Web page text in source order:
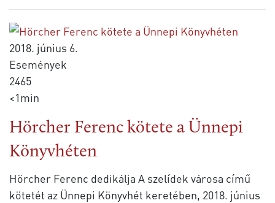
2018. június 6.
Események
2465
<1min
Hörcher Ferenc kötete a Ünnepi
Könyvhéten
Hörcher Ferenc dedikálja A szelídek városa című
kötetét az Ünnepi Könyvhét keretében, 2018. június